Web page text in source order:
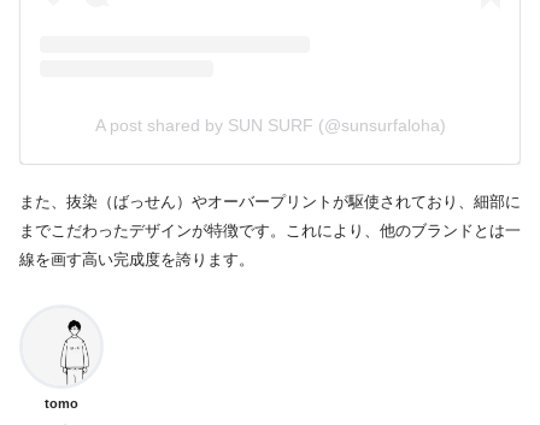
A post shared by SUN SURF (@sunsurfaloha)
また、抜染（ばっせん）やオーバープリントが駆使されており、細部に
までこだわったデザインが特徴です。これにより、他のブランドとは一
線を画す高い完成度を誇ります。
tomo